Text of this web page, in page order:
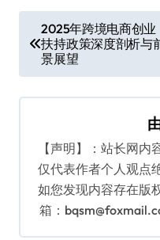
章
导
航
2025年跨境电商创业
扶持政策深度剖析与
景展望
【声明】：站长网
仅代表作者个人观点
如您发现内容存在版
箱：